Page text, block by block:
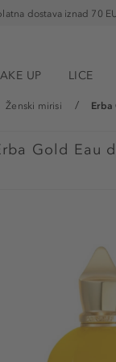
dostava iznad 70
UP LICE
Ženski mirisi Erba
Gold Eau